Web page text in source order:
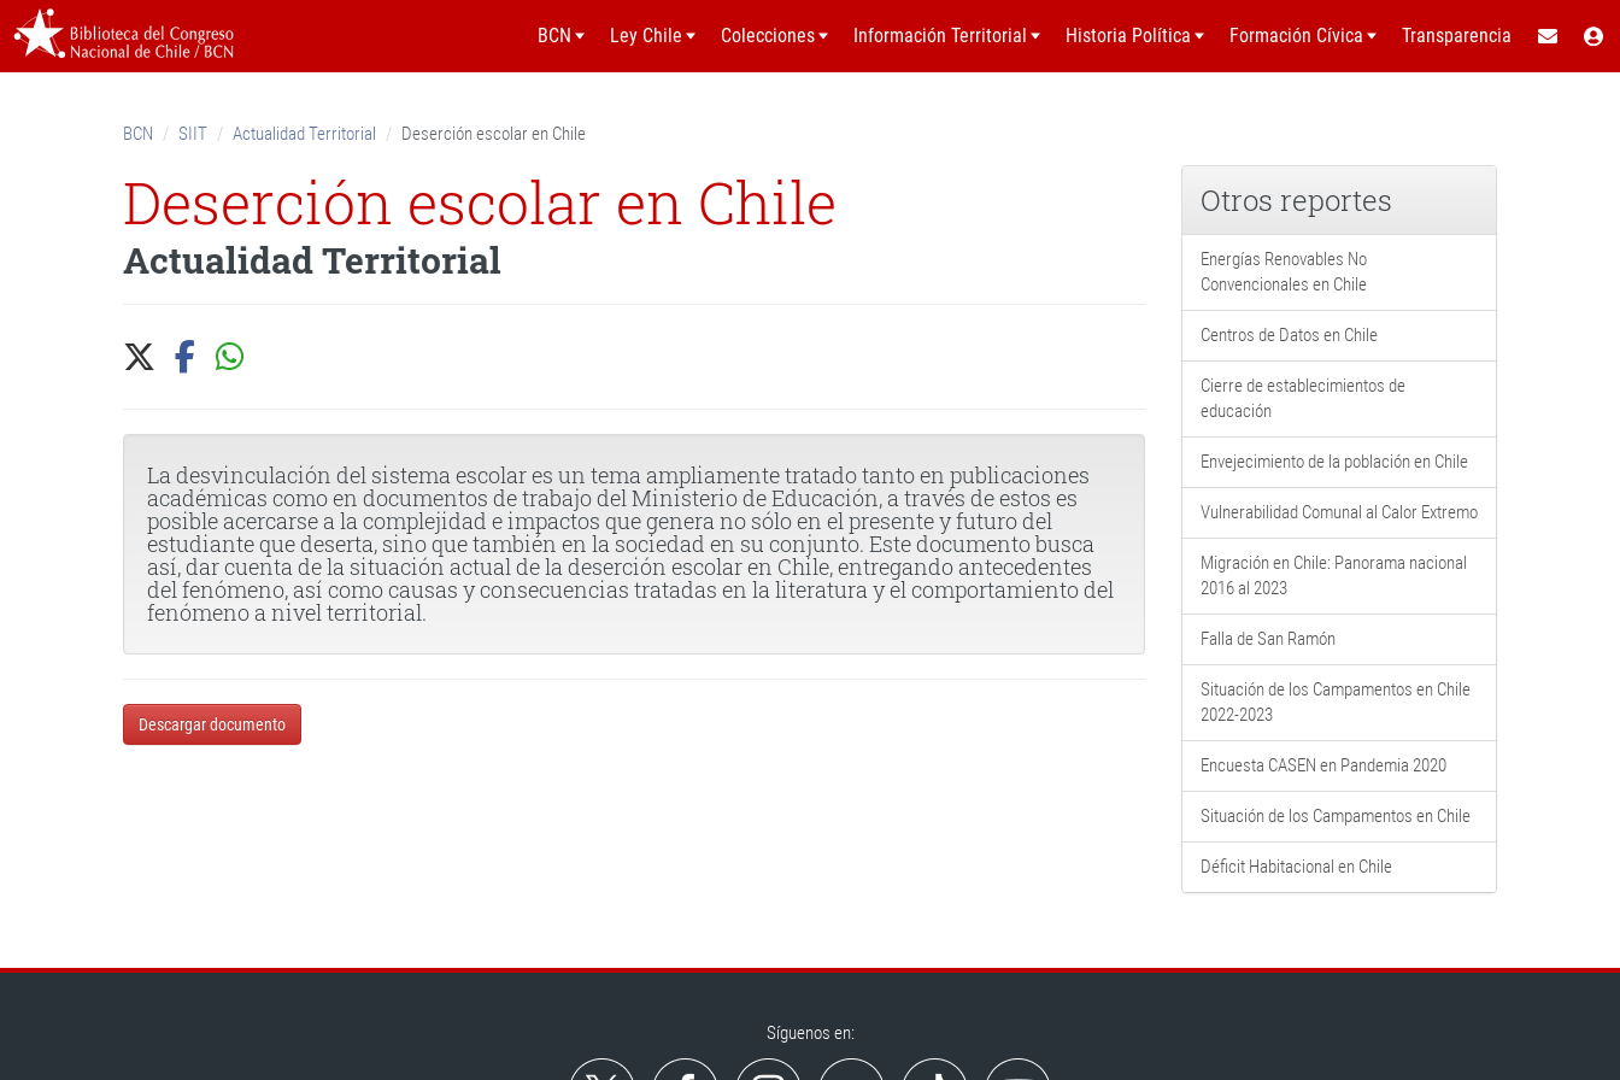
BCN Ley Chile Colecciones Información Territorial Historia Política Formación Cívica Transparencia
BCN SIIT Actualidad Territorial Deserción escolar en Chile
Deserción escolar en Chile
Actualidad Territorial
La desvinculación del sistema escolar es un tema ampliamente tratado tanto en publicaciones
académicas como en documentos de trabajo del Ministerio de Educación, a través de estos es
posible acercarse a la complejidad e impactos que genera no sólo en el presente y futuro del
estudiante que deserta, sino que también en la sociedad en su conjunto. Este documento busca
así, dar cuenta de la situación actual de la deserción escolar en Chile, entregando antecedentes
del fenómeno, así como causas y consecuencias tratadas en la literatura y el comportamiento del
fenómeno a nivel territorial.
Descargar documento
Otros reportes
Energías Renovables No
Convencionales en Chile
Centros de Datos en Chile
Cierre de establecimientos de
educación
Envejecimiento de la población en Chile
Vulnerabilidad Comunal al Calor Extremo
Migración en Chile: Panorama nacional
2016 al 2023
Falla de San Ramón
Situación de los Campamentos en Chile
2022-2023
Encuesta CASEN en Pandemia 2020
Situación de los Campamentos en Chile
Déficit Habitacional en Chile
Síguenos en: